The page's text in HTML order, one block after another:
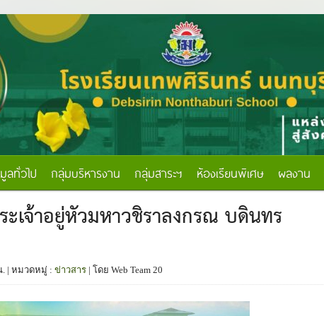
ลทั่วไป กลุ่มบริหารงาน กลุ่มสาระฯ ห้องเรียนพิเศษ ผลงาน
ะเจ้าอยู่หัวมหาวชิราลงกรณ บดินทร
. | หมวดหมู่ : ข่าวสาร | โดย Web Team 20